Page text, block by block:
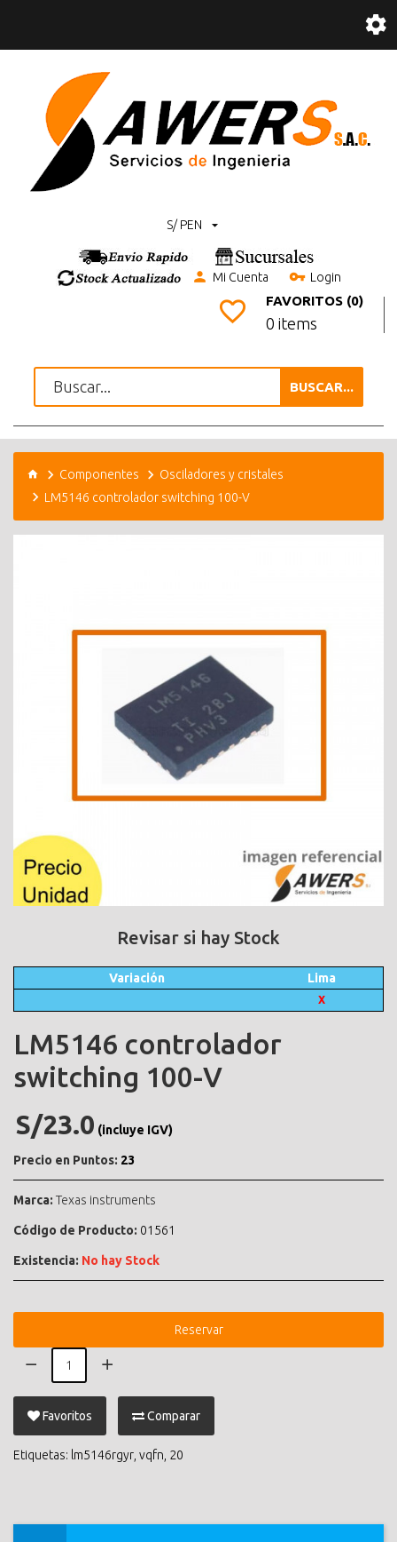
S/ PEN
Mi Cuenta Login
FAVORITOS (0)
0 items
BUSCAR...
Componentes
Osciladores y cristales
LM5146 controlador switching 100-V
Revisar si hay Stock
Variación Lima
X
LM5146 controlador
switching 100-V
S/23.0 (incluye IGV)
Precio en Puntos: 23
Marca: Texas instruments
Código de Producto: 01561
Existencia: No hay Stock
Reservar
Favoritos Comparar
Etiquetas: lm5146rgyr vqfn 20